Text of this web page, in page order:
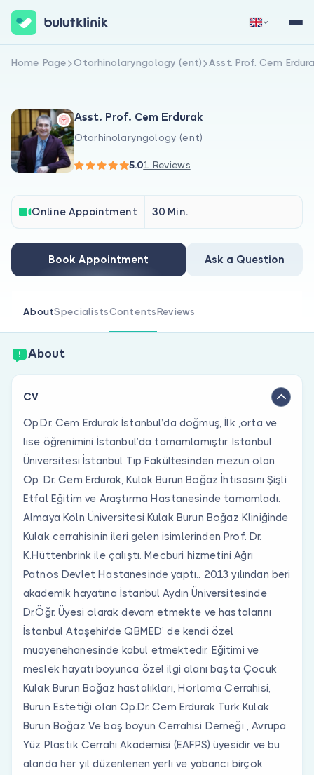
For Patients
For Doctors
Are you a doctor?
Sign Up Now Sign In
Home Page Otorhinolaryngology (ent) Asst. Prof. Cem
Asst. Prof. Cem Erdurak
Otorhinolaryngology (ent)
5.01 Reviews
Online Appointment 30 Min.
Book Appointment Ask a Question
AboutSpecialistsContentsReviews
About
CV
Op.Dr. Cem Erdurak İstanbul’da doğmuş, İlk ,orta ve
lise öğrenimini İstanbul’da tamamlamıştır. İstanbul
Üniversitesi İstanbul Tıp Fakültesinden mezun olan
Op. Dr. Cem Erdurak, Kulak Burun Boğaz İhtisasını Şişli
Etfal Eğitim ve Araştırma Hastanesinde tamamladı.
Almaya Köln Üniversitesi Kulak Burun Boğaz Kliniğinde
Kulak cerrahisinin ileri gelen isimlerinden Prof. Dr.
K.Hüttenbrink ile çalıştı. Mecburi hizmetini Ağrı
Patnos Devlet Hastanesinde yaptı.. 2013 yılından beri
akademik hayatına İstanbul Aydın Üniversitesinde
Dr.Öğr. Üyesi olarak devam etmekte ve hastalarını
İstanbul Ataşehir’de QBMED’ de kendi özel
muayenehanesinde kabul etmektedir. Eğitimi ve
meslek hayatı boyunca özel ilgi alanı başta Çocuk
Kulak Burun Boğaz hastalıkları, Horlama Cerrahisi,
Burun Estetiği olan Op.Dr. Cem Erdurak Türk Kulak
Burun Boğaz Ve baş boyun Cerrahisi Derneği , Avrupa
Yüz Plastik Cerrahi Akademisi (EAFPS) üyesidir ve bu
alanda her yıl düzenlenen yerli ve yabancı birçok